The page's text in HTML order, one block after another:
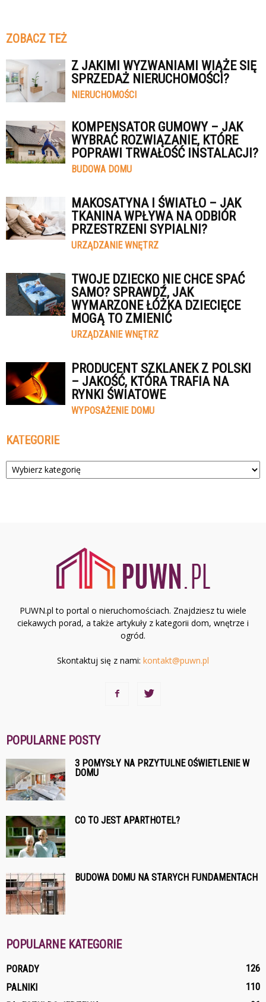
ZOBACZ TEŻ
Z JAKIMI WYZWANIAMI WIĄŻE SIĘ
SPRZEDAŻ NIERUCHOMOŚCI?
NIERUCHOMOŚCI
KOMPENSATOR GUMOWY – JAK
WYBRAĆ ROZWIĄZANIE, KTÓRE
POPRAWI TRWAŁOŚĆ INSTALACJI?
BUDOWA DOMU
MAKOSATYNA I ŚWIATŁO – JAK
TKANINA WPŁYWA NA ODBIÓR
PRZESTRZENI SYPIALNI?
URZĄDZANIE WNĘTRZ
TWOJE DZIECKO NIE CHCE SPAĆ
SAMO? SPRAWDŹ, JAK
WYMARZONE ŁÓŻKA DZIECIĘCE
MOGĄ TO ZMIENIĆ
URZĄDZANIE WNĘTRZ
PRODUCENT SZKLANEK Z POLSKI
– JAKOŚĆ, KTÓRA TRAFIA NA
RYNKI ŚWIATOWE
WYPOSAŻENIE DOMU
KATEGORIE
Kategorie
PUWN.pl to portal o nieruchomościach. Znajdziesz tu wiele
ciekawych porad, a także artykuły z kategorii dom, wnętrze i
ogród.
Skontaktuj się z nami: kontakt@puwn.pl
POPULARNE POSTY
3 POMYSŁY NA PRZYTULNE OŚWIETLENIE W
DOMU
CO TO JEST APARTHOTEL?
BUDOWA DOMU NA STARYCH FUNDAMENTACH
POPULARNE KATEGORIE
PORADY
126
PALNIKI
110